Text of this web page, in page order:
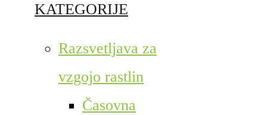
KATEGORIJE
Razsvetljava za
vzgojo rastlin
Časovna